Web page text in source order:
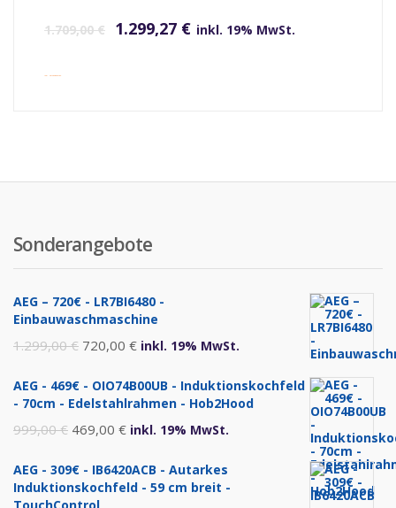
1.709,00€ 1.299,27 € inkl. 19% MwSt.
inkl. Versandkosten
Sonderangebote
AEG – 720€ - LR7BI6480 -
Einbauwaschmaschine
1.299,00€ Ursprünglicher
war:
720,00 €Aktueller
ist:
inkl. 19% MwSt.
AEG - 469€ - OIO74B00UB - Induktionskochfeld
- 70cm - Edelstahlrahmen - Hob2Hood
999,00€ Ursprünglicher
war:
999,00 €
469,00 €Aktueller
ist:
inkl. 19% MwSt.
AEG - 309€ - IB6420ACB - Autarkes
Induktionskochfeld - 59 cm breit -